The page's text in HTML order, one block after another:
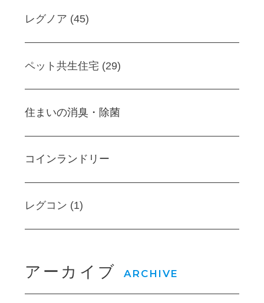
レグノア (45)
ペット共生住宅 (29)
住まいの消臭・除菌
コインランドリー
レグコン (1)
アーカイブ ARCHIVE